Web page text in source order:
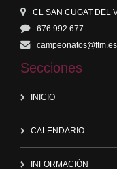
CL SAN CUGAT DEL
676 992 677
campeonatos@ftm.es
Secciones
INICIO
CALENDARIO
INFORMACIÓN